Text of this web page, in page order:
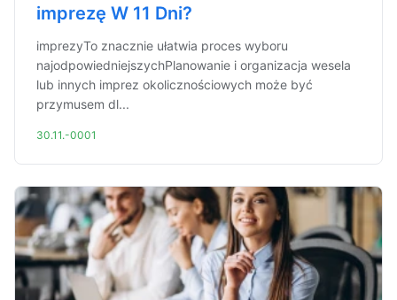
imprezę W 11 Dni?
imprezyTo znacznie ułatwia proces wyboru
najodpowiedniejszychPlanowanie i organizacja wesela
lub innych imprez okolicznościowych może być
przymusem dl...
30.11.-0001